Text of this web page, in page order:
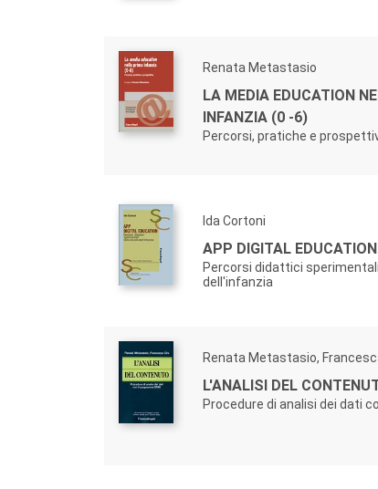
Renata Metastasio
LA MEDIA EDUCATION
INFANZIA (0 -6)
Percorsi, pratiche e
Ida Cortoni
APP DIGITAL
Percorsi didattici
dell'infanzia
Renata Metastasio,
L'ANALISI DEL
Procedure di analisi dei dati